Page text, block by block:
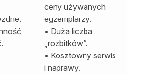
ceny używanych
egzemplarzy.
• Duża liczba
„rozbitków”.
• Kosztowny serwis
i naprawy.